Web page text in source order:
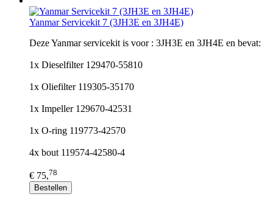
Yanmar Servicekit 7 (3JH3E en 3JH4E)
Deze Yanmar servicekit is voor : 3JH3E en 3JH4E en bevat:
1x Dieselfilter 129470-55810
1x Oliefilter 119305-35170
1x Impeller 129670-42531
1x O-ring 119773-42570
4x bout 119574-42580-4
€ 75,78
Bestellen